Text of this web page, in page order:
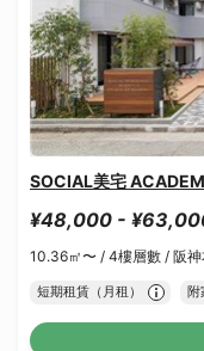
SOCIAL美宅
¥48,000 -
10.36㎡〜 / 4樓層數 / 阪
短期租賃（月租） 附